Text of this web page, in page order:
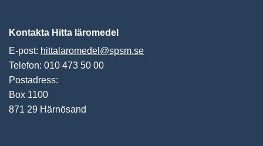
Kontakta Hitta läromedel
E-post: hittalaromedel@spsm.se
Telefon: 010 473 50 00
Postadress:
Box 1100
871 29 Härnösand